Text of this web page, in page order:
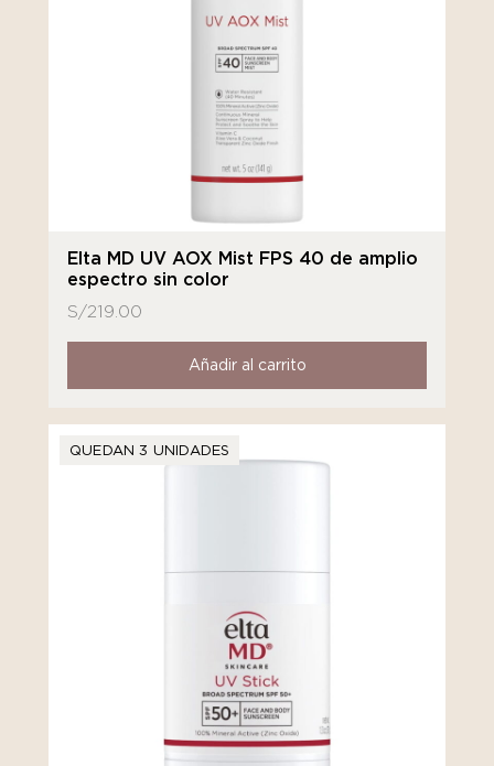
Elta MD UV AOX Mist FPS 40 de amplio
espectro sin color
S/219.00
Añadir al carrito
QUEDAN 3 UNIDADES